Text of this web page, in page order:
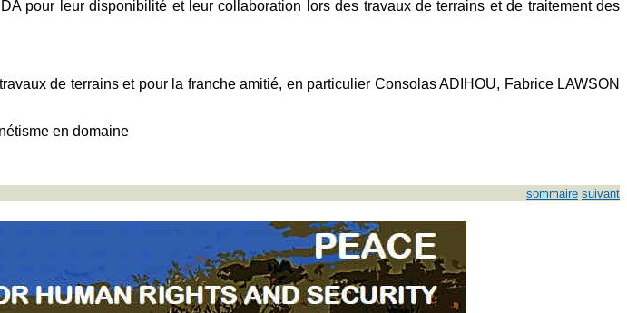
pour leur disponibilité et leur collaboration lors des travaux de terrains et de traitement des
de terrains et pour la franche amitié, en particulier Consolas ADIHOU, Fabrice LAWSON
en domaine
sommaire suivant